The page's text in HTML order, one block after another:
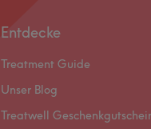
Entdecke
Treatment Guide
Unser Blog
Treatwell